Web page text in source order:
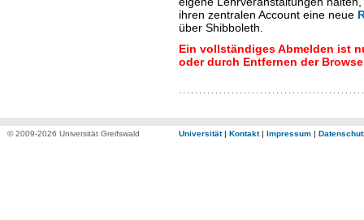
ihren zentralen Account eine neue
über Shibboleth.
Ein vollständiges Abmelden ist
oder durch Entfernen der
© 2009-2026 Universität Greifswald Universität| Kontakt| Impressum |